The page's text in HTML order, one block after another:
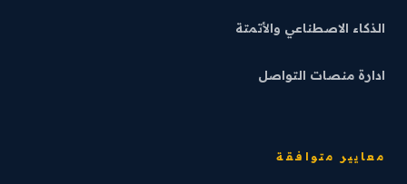
الذكاء الاصطناعي والأتمتة
ادارة منصات التواصل
معايير متوافقة